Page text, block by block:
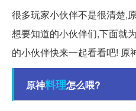
很多玩家小伙伴不是很清楚,
想要知道的小伙伴们,下面就
的小伙伴快来一起看看吧! 原
原神料理怎么喂?